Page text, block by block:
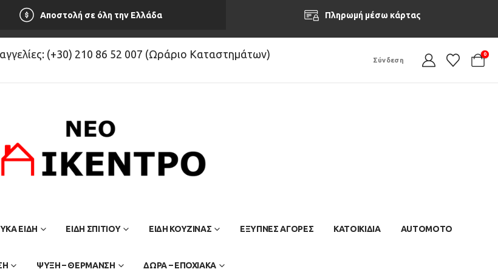
Αποστολή σε όλη την Ελλάδα Πληρωμή μέσω κάρτας
(+30) 210 86 52 007 (Ωράριο Καταστημάτων)
Σύνδεση
0
ΕΊΔΗ ΕΙΔΗ ΣΠΙΤΙΟΥ ΕΙΔΗ ΚΟΥΖΙΝΑΣ ΕΞΥΠΝΕΣ ΑΓΟΡΕΣ ΚΑΤΟΙΚΙΔΙΑ AUTOMOTO
ΨΥΞΗ – ΘΕΡΜΑΝΣΗ ΔΩΡΑ – ΕΠΟΧΙΑΚΑ